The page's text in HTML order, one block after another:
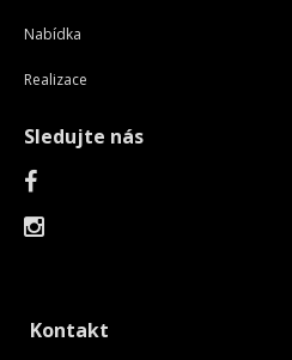
Nabídka
Realizace
Sledujte nás
Kontakt